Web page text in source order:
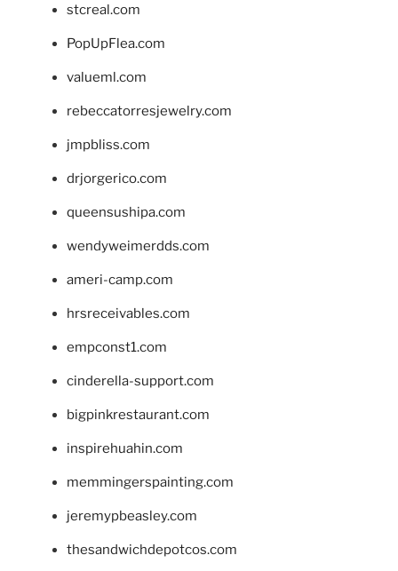
stcreal.com
PopUpFlea.com
valueml.com
rebeccatorresjewelry.com
jmpbliss.com
drjorgerico.com
queensushipa.com
wendyweimerdds.com
ameri-camp.com
hrsreceivables.com
empconst1.com
cinderella-support.com
bigpinkrestaurant.com
inspirehuahin.com
memmingerspainting.com
jeremypbeasley.com
thesandwichdepotcos.com